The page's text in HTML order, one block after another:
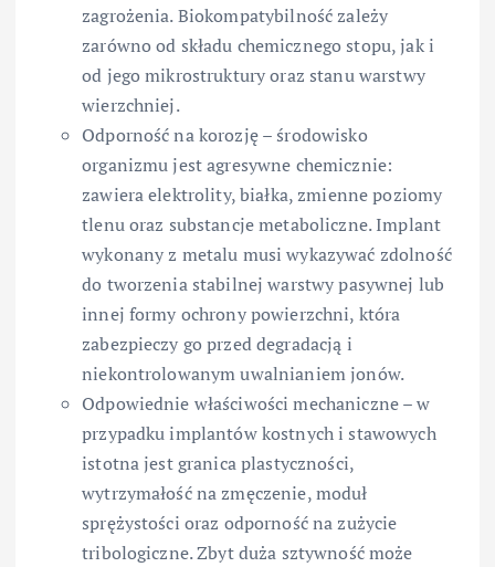
zagrożenia. Biokompatybilność zależy
zarówno od składu chemicznego stopu, jak i
od jego mikrostruktury oraz stanu warstwy
wierzchniej.
Odporność na korozję – środowisko
organizmu jest agresywne chemicznie:
zawiera elektrolity, białka, zmienne poziomy
tlenu oraz substancje metaboliczne. Implant
wykonany z metalu musi wykazywać zdolność
do tworzenia stabilnej warstwy pasywnej lub
innej formy ochrony powierzchni, która
zabezpieczy go przed degradacją i
niekontrolowanym uwalnianiem jonów.
Odpowiednie właściwości mechaniczne – w
przypadku implantów kostnych i stawowych
istotna jest granica plastyczności,
wytrzymałość na zmęczenie, moduł
sprężystości oraz odporność na zużycie
tribologiczne. Zbyt duża sztywność może